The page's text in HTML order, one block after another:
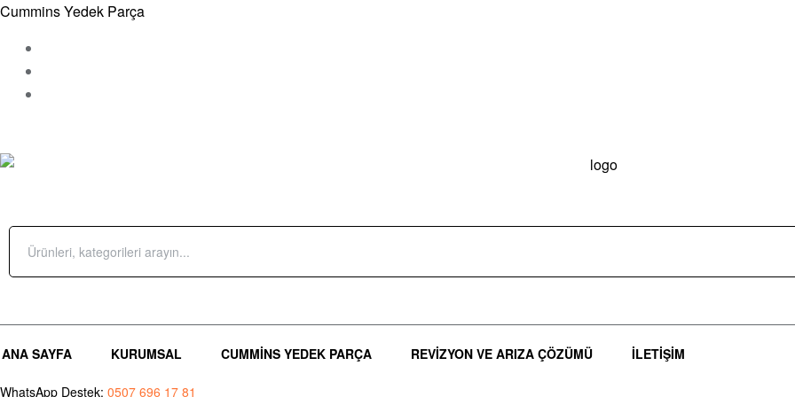
Cummins Yedek Parça
Search
for:
ANA SAYFA KURUMSAL CUMMINS YEDEK PARÇA REVIZYON VE ARIZA ÇÖZÜMÜ İLETIŞIM
WhatsApp Destek: 0507 696 17 81